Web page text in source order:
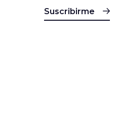
Suscribirme